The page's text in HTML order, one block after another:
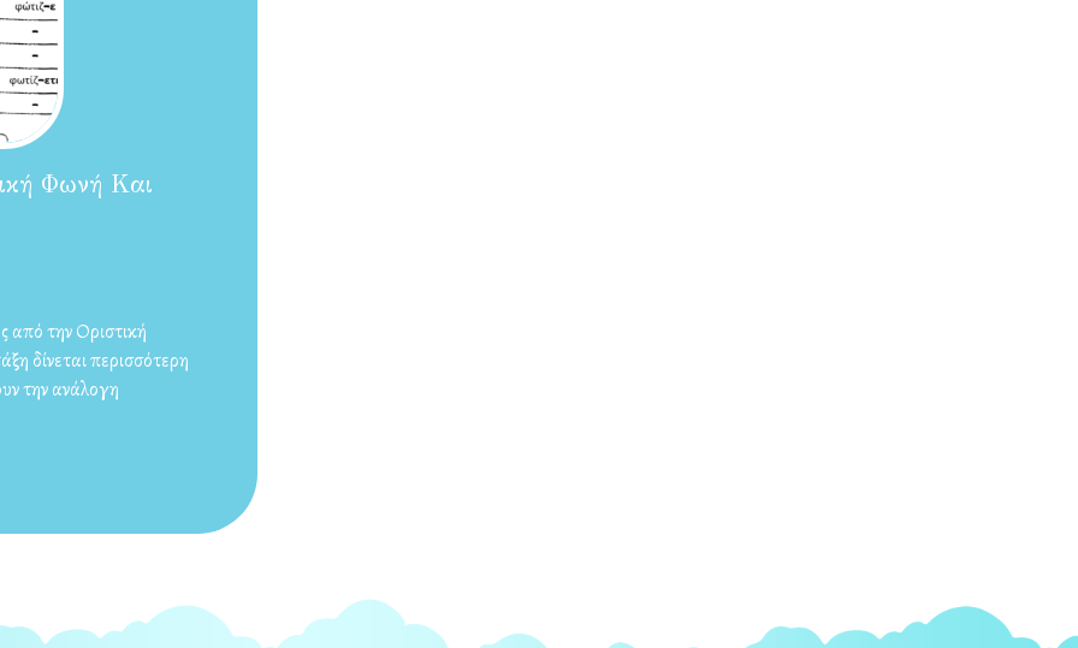
Φωνή Και
από την Οριστική
δίνεται περισσότερη
την ανάλογη